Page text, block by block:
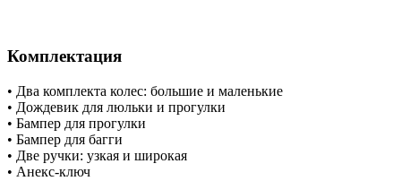
Комплектация
• Два комплекта колес: большие и маленькие
• Дождевик для люльки и прогулки
• Бампер для прогулки
• Бампер для багги
• Две ручки: узкая и широкая
• Анекс-ключ